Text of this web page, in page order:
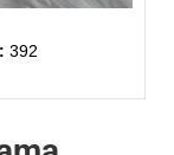
392